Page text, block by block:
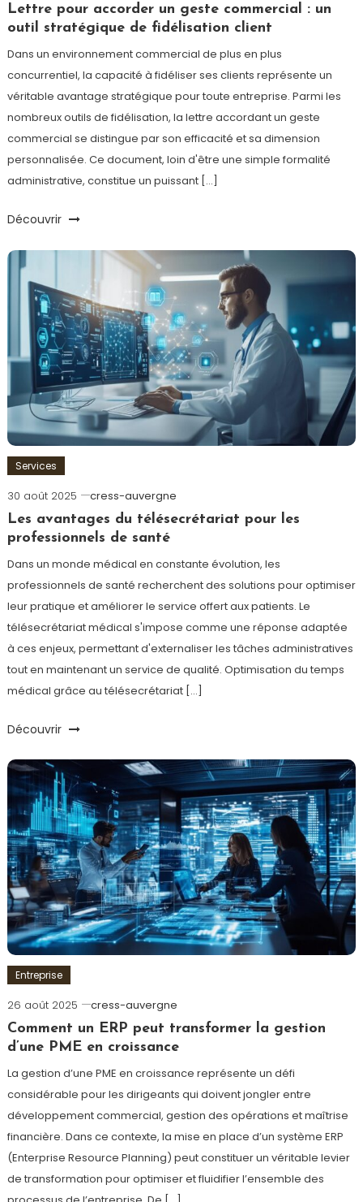
Lettre pour accorder un geste commercial : un
outil stratégique de fidélisation client
Dans un environnement commercial de plus en plus
concurrentiel, la capacité à fidéliser ses clients représente un
véritable avantage stratégique pour toute entreprise. Parmi les
nombreux outils de fidélisation, la lettre accordant un geste
commercial se distingue par son efficacité et sa dimension
personnalisée. Ce document, loin d'être une simple formalité
administrative, constitue un puissant […]
Découvrir
Services
30 août 2025
cress-auvergne
Les avantages du télésecrétariat pour les
professionnels de santé
Dans un monde médical en constante évolution, les
professionnels de santé recherchent des solutions pour optimiser
leur pratique et améliorer le service offert aux patients. Le
télésecrétariat médical s'impose comme une réponse adaptée
à ces enjeux, permettant d'externaliser les tâches administratives
tout en maintenant un service de qualité. Optimisation du temps
médical grâce au télésecrétariat […]
Découvrir
Entreprise
26 août 2025
cress-auvergne
Comment un ERP peut transformer la gestion
d’une PME en croissance
La gestion d’une PME en croissance représente un défi
considérable pour les dirigeants qui doivent jongler entre
développement commercial, gestion des opérations et maîtrise
financière. Dans ce contexte, la mise en place d’un système ERP
(Enterprise Resource Planning) peut constituer un véritable levier
de transformation pour optimiser et fluidifier l’ensemble des